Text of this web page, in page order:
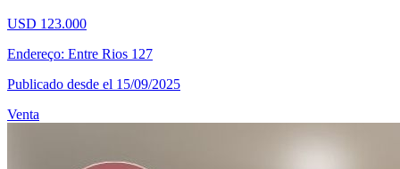
USD 123.000
Endereço: Entre Rios 127
Publicado desde el 15/09/2025
Venta